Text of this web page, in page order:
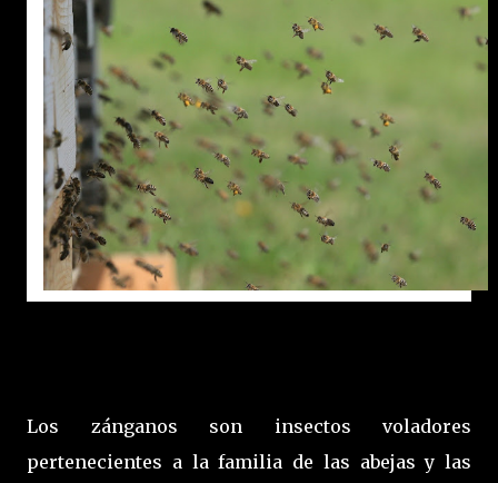
Los zánganos son insectos voladores
pertenecientes a la familia de las abejas y las